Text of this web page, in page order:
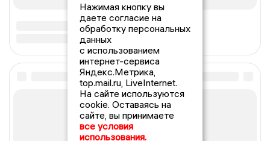
Нажимая кнопку вы
даете согласие на
обработку персональных
данных
с использованием
интернет-сервиса
Яндекс.Метрика,
top.mail.ru, LiveInternet.
На сайте используются
cookie. Оставаясь на
сайте, вы принимаете
все условия
использования.